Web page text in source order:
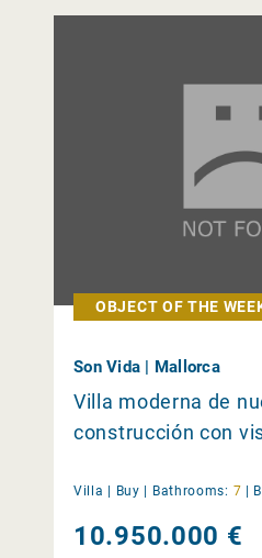
OBJECT OF THE
Son Vida | Mallorca
Villa moderna de
construcción con
Villa | Buy | Bathrooms: 7 |
10.950.000 €